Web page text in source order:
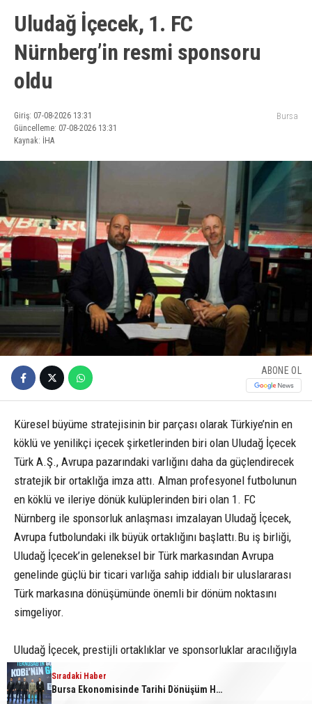
Uludağ İçecek, 1. FC
Nürnberg’in resmi sponsoru
oldu
Giriş: 07-08-2026 13:31
Güncelleme: 07-08-2026 13:31
Kaynak: İHA
Bursa
ABONE OL
Küresel büyüme stratejisinin bir parçası olarak Türkiye’nin en
köklü ve yenilikçi içecek şirketlerinden biri olan Uludağ İçecek
Türk A.Ş., Avrupa pazarındaki varlığını daha da güçlendirecek
stratejik bir ortaklığa imza attı. Alman profesyonel futbolunun
en köklü ve ileriye dönük kulüplerinden biri olan 1. FC
Nürnberg ile sponsorluk anlaşması imzalayan Uludağ İçecek,
Avrupa futbolundaki ilk büyük ortaklığını başlattı.Bu iş birliği,
Uludağ İçecek’in geleneksel bir Türk markasından Avrupa
genelinde güçlü bir ticari varlığa sahip iddialı bir uluslararası
Türk markasına dönüşümünde önemli bir dönüm noktasını
simgeliyor.
Uludağ İçecek, prestijli ortaklıklar ve sponsorluklar aracılığıyla
sporu desteklemeyi uzun süredir gerçekleştiriyor. 1985’ten bu
yana Bursaspor’un en eski destekçilerinden biri olan Uludağ
Sıradaki Haber
Bursa Ekonomisinde Tarihi Dönüşüm Hamlesi